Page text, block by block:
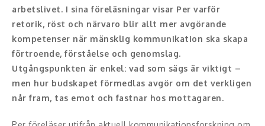
Event
Humoristiska föredrag
Ljus och belysning
Komiker
Konst
arbetslivet. I sina föreläsningar visar Per varför
retorik, röst och närvaro blir allt mer avgörande
kompetenser när mänsklig kommunikation ska skapa
förtroende, förståelse och genomslag.
Utgångspunkten är enkel: vad som sägs är viktigt –
men hur budskapet förmedlas avgör om det verkligen
når fram, tas emot och fastnar hos mottagaren.